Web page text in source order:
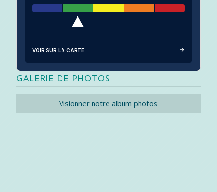
VOIR SUR LA CARTE
GALERIE DE PHOTOS
Visionner notre album photos